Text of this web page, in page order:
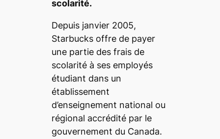
scolarité.
Depuis janvier 2005,
Starbucks offre de payer
une partie des frais de
scolarité à ses employés
étudiant dans un
établissement
d’enseignement national ou
régional accrédité par le
gouvernement du Canada.